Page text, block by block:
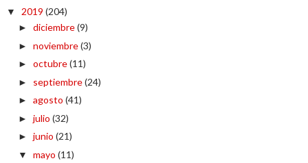
▼ 2019 (204)
► diciembre(9)
► noviembre(3)
► octubre(11)
► septiembre(24)
► agosto (41)
► julio (32)
► junio (21)
▼ mayo (11)